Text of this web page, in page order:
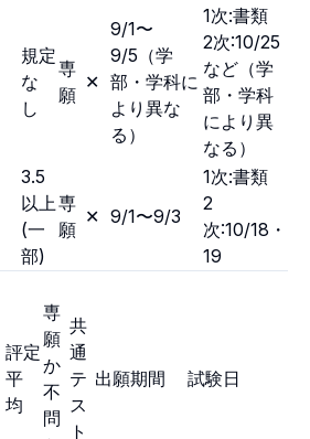
規定
な
し
専
願
✕
9/1〜
9/5（学
部・学科に
より異な
る）
1次:書類
2次:10/25
など（学
部・学科
により異
なる）
3.5
以上
(一
部)
専
願
✕ 9/1〜9/3
1次:書類
2
次:10/18・
19
評定
平
均
専
願
か
不
問
共
通
テ
ス
ト
出願期間 試験日